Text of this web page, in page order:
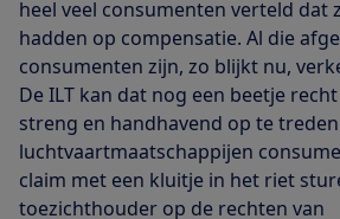
heel veel consumenten verteld dat
hadden op compensatie. Al die
consumenten zijn, zo blijkt nu,
De ILT kan dat nog een beetje
streng en handhavend op te
luchtvaartmaatschappijen
claim met een kluitje in het riet
toezichthouder op de rechten van